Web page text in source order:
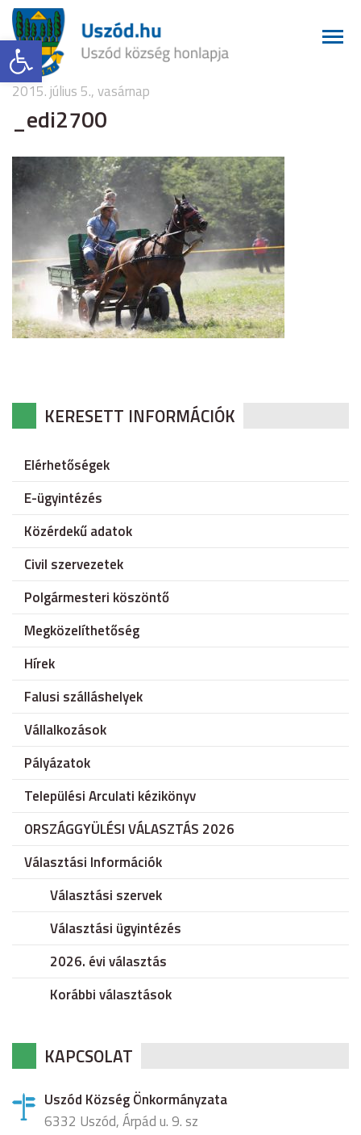
Eszköztár megnyitása
2015. július 5., vasárnap
_edi2700
KERESETT INFORMÁCIÓK
Elérhetőségek
E-ügyintézés
Közérdekű adatok
Civil szervezetek
Polgármesteri köszöntő
Megközelíthetőség
Hírek
Falusi szálláshelyek
Vállalkozások
Pályázatok
Települési Arculati kézikönyv
ORSZÁGGYÜLÉSI VÁLASZTÁS 2026
Választási Információk
Választási szervek
Választási ügyintézés
2026. évi választás
Korábbi választások
KAPCSOLAT
Uszód Község Önkormányzata
6332 Uszód, Árpád u. 9. sz